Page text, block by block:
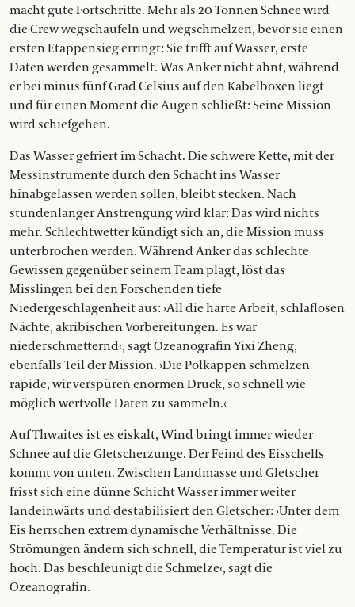
macht gute Fortschritte. Mehr als 20 Tonnen Schnee wird
die Crew wegschaufeln und wegschmelzen, bevor sie einen
ersten Etappensieg erringt: Sie trifft auf Wasser, erste
Daten werden ­gesammelt. Was Anker nicht ahnt, während
er bei minus fünf Grad Celsius auf den Kabelboxen liegt
und für einen Moment die Augen schließt: Seine Mission
wird schiefgehen.
Das Wasser gefriert im Schacht. Die schwere Kette, mit der
Messinstrumente durch den Schacht ins Wasser
hinabgelassen werden sollen, bleibt stecken. Nach
stundenlanger Anstrengung wird klar: Das wird nichts
mehr. Schlechtwetter kündigt sich an, die Mission muss
unterbrochen werden. Während Anker das schlechte
Gewissen gegenüber seinem Team plagt, löst das
Misslingen bei den Forschenden tiefe
Niedergeschlagenheit aus: ›All die harte Arbeit, schlaflosen
Nächte, akribischen Vorbereitungen. Es war
niederschmetternd‹, sagt Ozeanografin Yixi Zheng,
ebenfalls Teil der Mission. ›Die Polkappen schmelzen
rapide, wir verspüren enormen Druck, so schnell wie
möglich wertvolle Daten zu sammeln.‹
Auf Thwaites ist es eiskalt, Wind bringt immer wieder
Schnee auf die Gletscherzunge. Der Feind des Eisschelfs
kommt von unten. Zwischen Landmasse und Gletscher
frisst sich eine dünne Schicht Wasser immer weiter
landeinwärts und destabilisiert den Gletscher: ›Unter dem
Eis herrschen extrem dynamische Verhältnisse. Die
Strömungen ändern sich schnell, die Temperatur ist viel zu
hoch. Das beschleunigt die Schmelze‹, sagt die
Ozeanografin.